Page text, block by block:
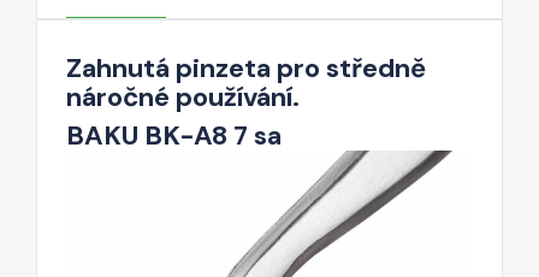
Zahnutá pinzeta pro středně
náročné používání.
BAKU BK-A8 7 sa